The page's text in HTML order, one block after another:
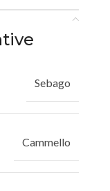
Sebago
Cammello